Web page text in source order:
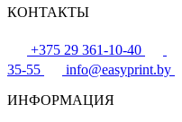
КОНТАКТЫ
+375 29 361-10-40
35-55
info@easyprint.by
ИНФОРМАЦИЯ